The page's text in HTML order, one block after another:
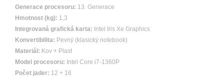
Generace procesoru: 13. Generace
Hmotnost (kg): 1,3
Integrovaná grafická karta: Intel Iris Xe Graphics
Konvertibilita: Pevný (klasický notebook)
Materiál: Kov + Plast
Model procesoru: Intel Core i7-1360P
Počet jader: 12 + 16